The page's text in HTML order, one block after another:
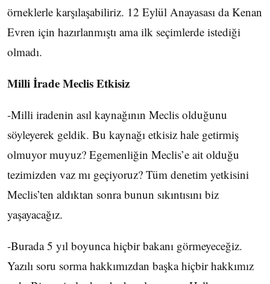
örneklerle karşılaşabiliriz. 12 Eylül Anayasası da Kenan
Evren için hazırlanmıştı ama ilk seçimlerde istediği
olmadı.
Milli İrade Meclis Etkisiz
-Milli iradenin asıl kaynağının Meclis olduğunu
söyleyerek geldik. Bu kaynağı etkisiz hale getirmiş
olmuyor muyuz? Egemenliğin Meclis’e ait olduğu
tezimizden vaz mı geçiyoruz? Tüm denetim yetkisini
Meclis’ten aldıktan sonra bunun sıkıntısını biz
yaşayacağız.
-Burada 5 yıl boyunca hiçbir bakanı görmeyeceğiz.
Yazılı soru sorma hakkımızdan başka hiçbir hakkımız